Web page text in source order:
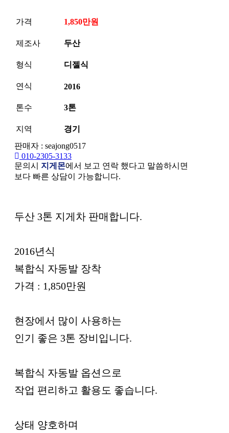
가격 1,850만원
제조사 두산
형식 디젤식
연식 2016
톤수 3톤
지역
경기
판매자 : seajong0517
010-2305-3133
문의시 지게몬에서 보고 연락 했다고 말씀하시면
보다 빠른 상담이 가능합니다.
본문
두산 3톤 지게차 판매합니다.
2016년식
복합식 자동발 장착
가격 : 1,850만원
현장에서 많이 사용하는
인기 좋은 3톤 장비입니다.
복합식 자동발 옵션으로
작업 편리하고 활용도 좋습니다.
상태 양호하며